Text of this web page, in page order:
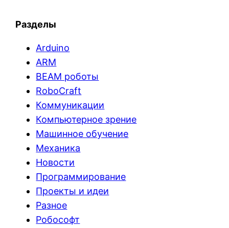
Разделы
Arduino
ARM
BEAM роботы
RoboCraft
Коммуникации
Компьютерное зрение
Машинное обучение
Механика
Новости
Программирование
Проекты и идеи
Разное
Робософт